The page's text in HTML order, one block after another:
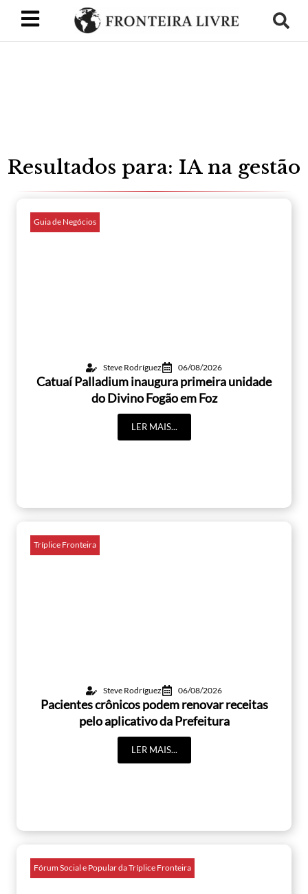
Resultados para: IA na gestão
Guia de Negócios
Steve Rodríguez 06/08/2026
Catuaí Palladium inaugura primeira unidade
do Divino Fogão em Foz
LER MAIS...
Tríplice Fronteira
Steve Rodríguez 06/08/2026
Pacientes crônicos podem renovar receitas
pelo aplicativo da Prefeitura
LER MAIS...
Fórum Social e Popular da Tríplice Fronteira